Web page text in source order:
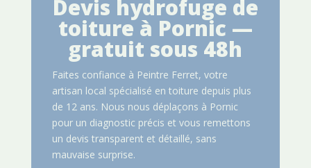
Devis hydrofuge de
toiture à Pornic —
gratuit sous 48h
Faites confiance à Peintre Ferret, votre
artisan local spécialisé en toiture depuis plus
de 12 ans. Nous nous déplaçons à Pornic
pour un diagnostic précis et vous remettons
un devis transparent et détaillé, sans
mauvaise surprise.